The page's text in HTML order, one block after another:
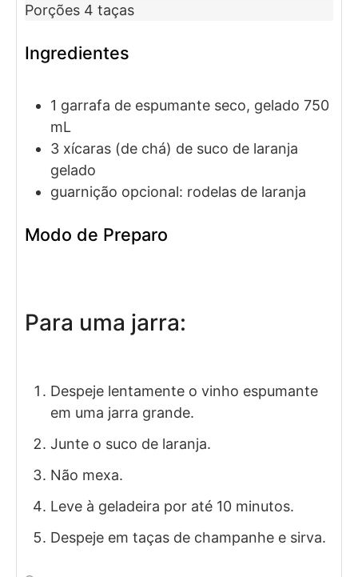
Porções 4 taças
Ingredientes
1 garrafa de espumante seco, gelado 750
mL
3 xícaras (de chá) de suco de laranja
gelado
guarnição opcional: rodelas de laranja
Modo de Preparo
Para uma jarra:
Despeje lentamente o vinho espumante
em uma jarra grande.
Junte o suco de laranja.
Não mexa.
Leve à geladeira por até 10 minutos.
Despeje em taças de champanhe e sirva.